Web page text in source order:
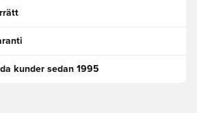
kunder sedan 1995